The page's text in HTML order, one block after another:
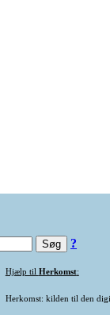
?
Hjælp til Herkomst:
Herkomst: kilden til den